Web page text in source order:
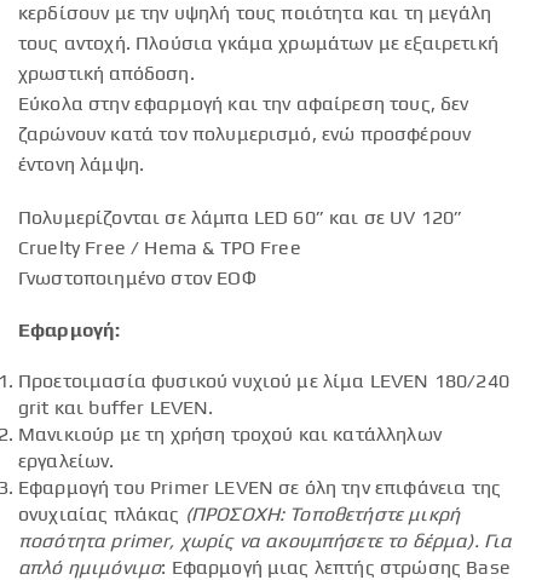
κερδίσουν με την υψηλή τους ποιότητα και τη μεγάλη
τους αντοχή. Πλούσια γκάμα χρωμάτων με εξαιρετική
χρωστική απόδοση.
Εύκολα στην εφαρμογή και την αφαίρεση τους, δεν
ζαρώνουν κατά τον πολυμερισμό, ενώ προσφέρουν
έντονη λάμψη.
Πολυμερίζονται σε λάμπα LED 60” και σε UV 120”
Cruelty Free / Hema & TPO Free
Γνωστοποιημένο στον ΕΟΦ
Εφαρμογή:
Προετοιμασία φυσικού νυχιού με λίμα LEVEN 180/240
grit και buffer LEVEN.
Μανικιούρ με τη χρήση τροχού και κατάλληλων
εργαλείων.
Εφαρμογή του Primer LEVEN σε όλη την επιφάνεια της
ονυχιαίας πλάκας (ΠΡΟΣΟΧΗ: Τοποθετήστε μικρή
ποσότητα primer, χωρίς να ακουμπήσετε το δέρμα).Για
απλό ημιμόνιμο: Εφαρμογή μιας λεπτής στρώσης Base